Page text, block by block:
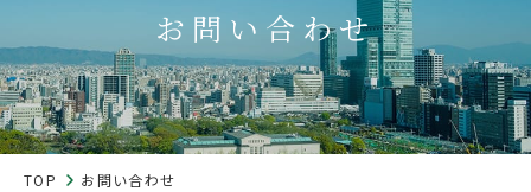
お問い合わせ
TOP お問い合わせ